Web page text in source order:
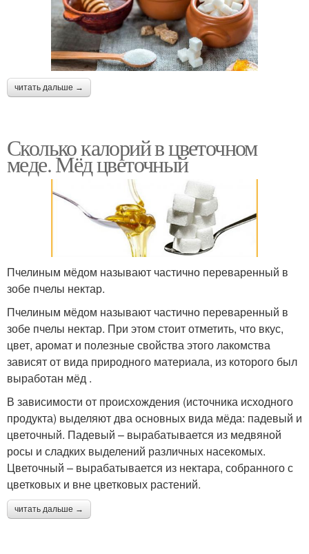
читать дальше →
Сколько калорий в цветочном
меде. Мёд цветочный
Пчелиным мёдом называют частично переваренный в
зобе пчелы нектар.
Пчелиным мёдом называют частично переваренный в
зобе пчелы нектар. При этом стоит отметить, что вкус,
цвет, аромат и полезные свойства этого лакомства
зависят от вида природного материала, из которого был
выработан мёд .
В зависимости от происхождения (источника исходного
продукта) выделяют два основных вида мёда: падевый и
цветочный. Падевый – вырабатывается из медвяной
росы и сладких выделений различных насекомых.
Цветочный – вырабатывается из нектара, собранного с
цветковых и вне цветковых растений.
читать дальше →